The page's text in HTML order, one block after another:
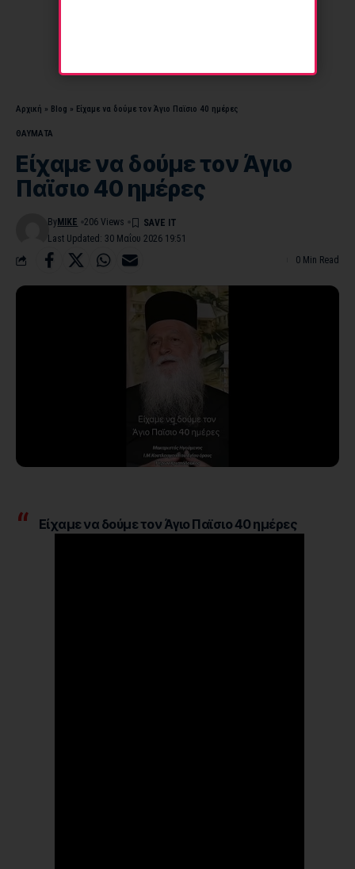
Αρχική » Blog » Είχαμε να δούμε τον Άγιο Παϊσιο 40 ημέρες
ΘΑΥΜΑΤΑ
Είχαμε να δούμε τον Άγιο
Παϊσιο 40 ημέρες
Last Updated: 30 Μαΐου 2026 19:51
By MIKE 206 Views
0 Min Read
Είχαμε να δούμε τον Άγιο Παϊσιο 40 ημέρες